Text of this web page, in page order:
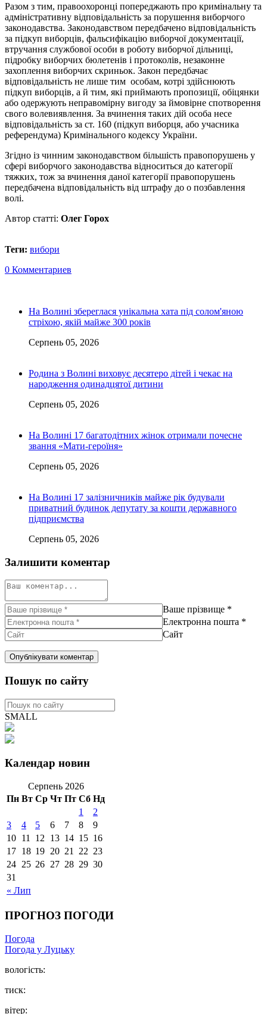
Разом з тим, правоохоронці попереджають про кримінальну та
адміністративну відповідальність за порушення виборчого
законодавства. Законодавством передбачено відповідальність
за підкуп виборців, фальсифікацію виборчої документації,
втручання службової особи в роботу виборчої дільниці,
підробку виборчих бюлетенів і протоколів, незаконне
захоплення виборчих скриньок. Закон передбачає
відповідальність не лише тим особам, котрі здійснюють
підкуп виборців, а й тим, які приймають пропозиції, обіцянки
або одержують неправомірну вигоду за ймовірне спотворення
свого волевиявлення. За вчинення таких дій особа несе
відповідальність за ст. 160 (підкуп виборця, або учасника
референдума) Кримінального кодексу України.
Згідно із чинним законодавством більшість правопорушень у
сфері виборчого законодавства відноситься до категорії
тяжких, тож за вчинення даної категорії правопорушень
передбачена відповідальність від штрафу до о позбавлення
волі.
Автор статті: Олег Горох
Теги: вибори
0 Комментариев
На Волині збереглася унікальна хата під солом'яною
стріхою, якій майже 300 років
Серпень 05, 2026
Родина з Волині виховує десятеро дітей і чекає на
народження одинадцятої дитини
Серпень 05, 2026
На Волині 17 багатодітних жінок отримали почесне
звання «Мати-героїня»
Серпень 05, 2026
На Волині 17 залізничників майже рік будували
приватний будинок депутату за кошти державного
підприємства
Серпень 05, 2026
Залишити коментар
Ваше прізвище *
Електронна пошта *
Сайт
Пошук по сайту
SMALL
Календар новин
Серпень 2026
Пн Вт Ср Чт Пт Сб Нд
« Лип
1
2
3
4 5 6 7 8
9
10 11 12 13 14 15 16
17 18 19 20 21 22 23
24 25 26 27 28 29 30
31
ПРОГНОЗ ПОГОДИ
Погода
Погода у Луцьку
вологість:
тиск:
вітер: